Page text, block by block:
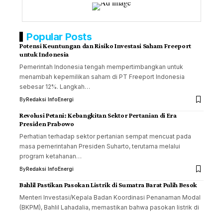
Popular Posts
Potensi Keuntungan dan Risiko Investasi Saham Freeport
untuk Indonesia
Pemerintah Indonesia tengah mempertimbangkan untuk
menambah kepemilikan saham di PT Freeport Indonesia
sebesar 12%. Langkah…
ByRedaksi InfoEnergi
Revolusi Petani: Kebangkitan Sektor Pertanian di Era
Presiden Prabowo
Perhatian terhadap sektor pertanian sempat mencuat pada
masa pemerintahan Presiden Suharto, terutama melalui
program ketahanan…
ByRedaksi InfoEnergi
Bahlil Pastikan Pasokan Listrik di Sumatra Barat Pulih Besok
Menteri Investasi/Kepala Badan Koordinasi Penanaman Modal
(BKPM), Bahlil Lahadalia, memastikan bahwa pasokan listrik di